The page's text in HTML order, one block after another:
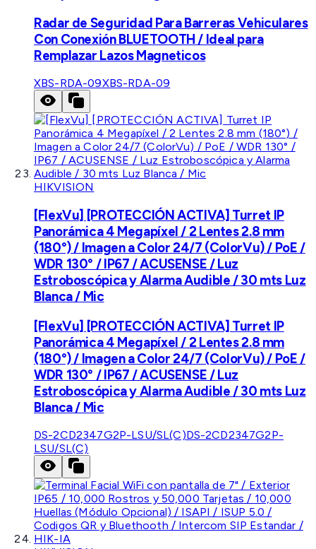
Radar de Seguridad Para Barreras Vehiculares
Con Conexión BLUETOOTH / Ideal para
Remplazar Lazos Magneticos
XBS-RDA-09XBS-RDA-09
HIKVISION
[FlexVu] [PROTECCIÓN ACTIVA] Turret IP
Panorámica 4 Megapíxel / 2 Lentes 2.8 mm
(180°) / Imagen a Color 24/7 (ColorVu) / PoE /
WDR 130° / IP67 / ACUSENSE / Luz
Estroboscópica y Alarma Audible / 30 mts Luz
Blanca / Mic
[FlexVu] [PROTECCIÓN ACTIVA] Turret IP
Panorámica 4 Megapíxel / 2 Lentes 2.8 mm
(180°) / Imagen a Color 24/7 (ColorVu) / PoE /
WDR 130° / IP67 / ACUSENSE / Luz
Estroboscópica y Alarma Audible / 30 mts Luz
Blanca / Mic
DS-2CD2347G2P-LSU/SL(C)DS-2CD2347G2P-
LSU/SL(C)